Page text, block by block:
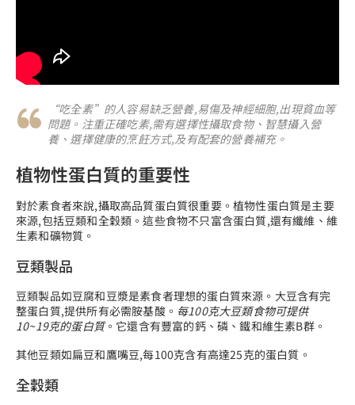
“吃全素”的人容易缺乏營養,易傷及神經細胞,出現貧血等
問題。注重正確吃素,需有選擇性攝取食物、智慧攝入營
養、選擇健康的烹飪方式,及有配套的營養補充。
植物性蛋白質的重要性
對於素食者來說,攝取高品質蛋白質很重要。植物性蛋白質是主要
來源,包括豆類和全穀類。這些食物不只富含蛋白質,還有纖維、維
生素和礦物質。
豆類製品
豆類製品如豆腐和豆漿是素食者理想的蛋白質來源。大豆含有完
整蛋白質,提供所有必需胺基酸。 每100克大豆類食物可提供
10~19克的蛋白質。它還含有豐富的鈣、磷、鐵和維生素B群。
其他豆類如扁豆和鷹嘴豆,每100克含有高達25克的蛋白質。
全穀類